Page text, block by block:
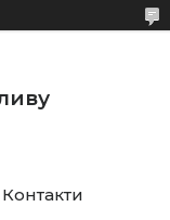
Контакти